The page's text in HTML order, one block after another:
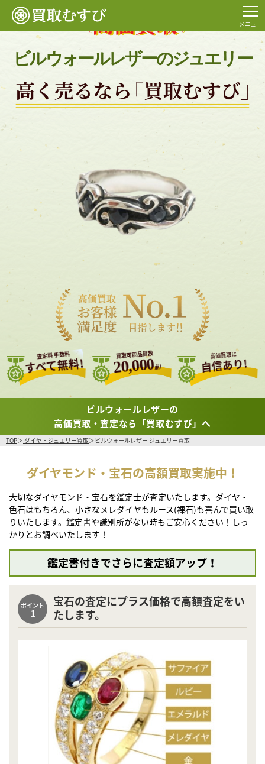
メニュー
ビルウォールレザーのジュエリー
査定料 手数料
すべて無料!
買取可能品目数
20,000点!
高価買取に
自信あり!
ビルウォールレザーの
高価買取・査定なら「買取むすび」へ
TOP ダイヤ・ジュエリー買取 ビルウォールレザー ジュエリー買取
ダイヤモンド・宝石の高額買取実施中！
大切なダイヤモンド・宝石を鑑定士が査定いたします。ダイヤ・
色石はもちろん、小さなメレダイヤもルース(裸石)も喜んで買い取
りいたします。鑑定書や識別所がない時もご安心ください！しっ
かりとお調べいたします！
鑑定書付きでさらに査定額アップ！
ポイント
1
宝石の査定にプラス価格で高額査定をい
たします。